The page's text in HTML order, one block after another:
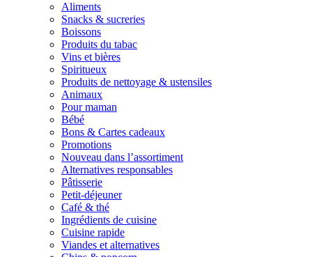
Aliments
Snacks & sucreries
Boissons
Produits du tabac
Vins et bières
Spiritueux
Produits de nettoyage & ustensiles
Animaux
Pour maman
Bébé
Bons & Cartes cadeaux
Promotions
Nouveau dans l’assortiment
Alternatives responsables
Pâtisserie
Petit-déjeuner
Café & thé
Ingrédients de cuisine
Cuisine rapide
Viandes et alternatives